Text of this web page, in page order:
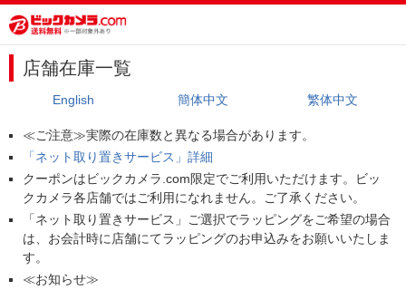
店舗在庫一覧
English 簡体中文 繁体中文
≪ご注意≫実際の在庫数と異なる場合があります。
「ネット取り置きサービス」詳細
クーポンはビックカメラ.com限定でご利用いただけます。ビッ
クカメラ各店舗ではご利用になれません。ご了承ください。
「ネット取り置きサービス」ご選択でラッピングをご希望の場合
は、お会計時に店舗にてラッピングのお申込みをお願いいたしま
す。
≪お知らせ≫